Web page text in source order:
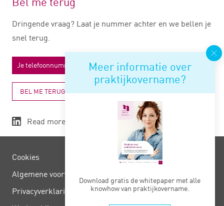
Meer informatie over
praktijkovername?
Download gratis de whitepaper met alle
knowhow van praktijkovername.
Dringende vraag? Laat je nummer achter en we bellen je
snel terug.
BEL ME TERUG
Read more
Cookies
Algemene voorwaarden
Privacy­verklaring